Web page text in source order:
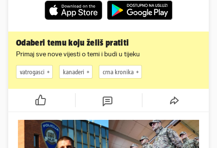
Odaberi temu koju želiš pratiti
Primaj sve nove vijesti o temi i budi u tijeku
vatrogasci kanaderi crna kronika